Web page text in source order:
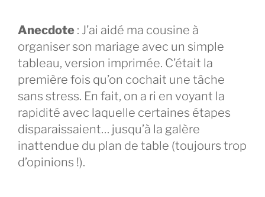
Anecdote : J’ai aidé ma cousine à
organiser son mariage avec un simple
tableau, version imprimée. C’était la
première fois qu’on cochait une tâche
sans stress. En fait, on a ri en voyant la
rapidité avec laquelle certaines étapes
disparaissaient… jusqu’à la galère
inattendue du plan de table (toujours trop
d’opinions !).